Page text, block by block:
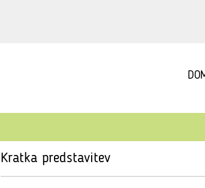
Kratka predstavitev